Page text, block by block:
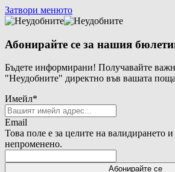
Затвори менюто
Абонирайте се за нашия
Бъдете информирани! Получавайте
"Неудобните" директно във вашата
Имейл*
Email
Това поле е за целите на валидирането и
непроменено.